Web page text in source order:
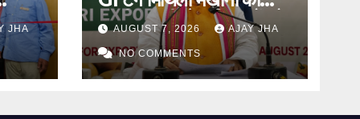
JHA
पहली समुद्री खेप, किसानों को
मिलेगा वैश्विक बाजार
AUGUST 7, 2026 AJAY JHA
NO COMMENTS